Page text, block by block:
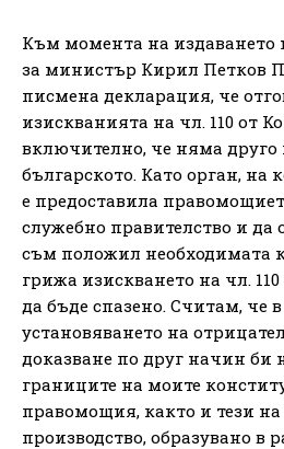
Към момента на издаването
за министър Кирил Петков
писмена декларация, че
изискванията на чл. 110 от
включително, че няма друго
българското. Като орган, на
е предоставила
служебно правителство и да
съм положил необходимата
грижа изискването на чл.
да бъде спазено. Считам, че
установяването на
доказване по друг начин би
границите на моите
правомощия, както и тези
производство, образувано в